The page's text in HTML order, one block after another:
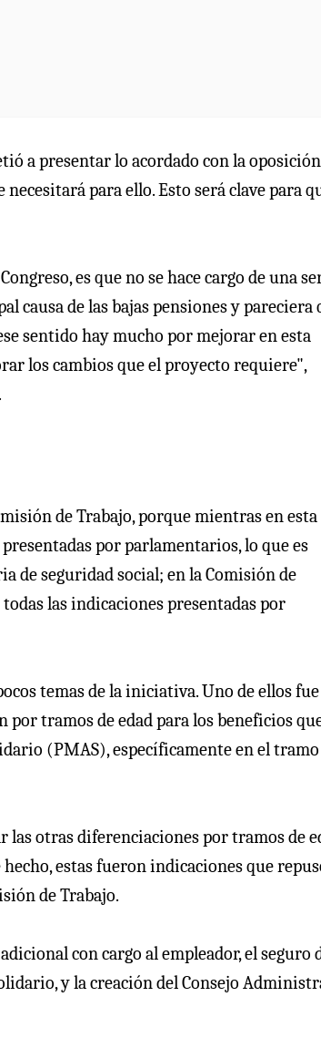
a presentar lo acordado con la
para ello. Esto será clave para
es que no se hace cargo de una
causa de las bajas pensiones y pareciera
sentido hay mucho por mejorar en esta
los cambios que el proyecto requiere",
de Trabajo, porque mientras en esta
por parlamentarios, lo que es
de seguridad social; en la Comisión de
las indicaciones presentadas por
temas de la iniciativa. Uno de ellos
tramos de edad para los beneficios
(PMAS), específicamente en el tramo
otras diferenciaciones por tramos de
estas fueron indicaciones que
de Trabajo.
con cargo al empleador, el seguro
y la creación del Consejo